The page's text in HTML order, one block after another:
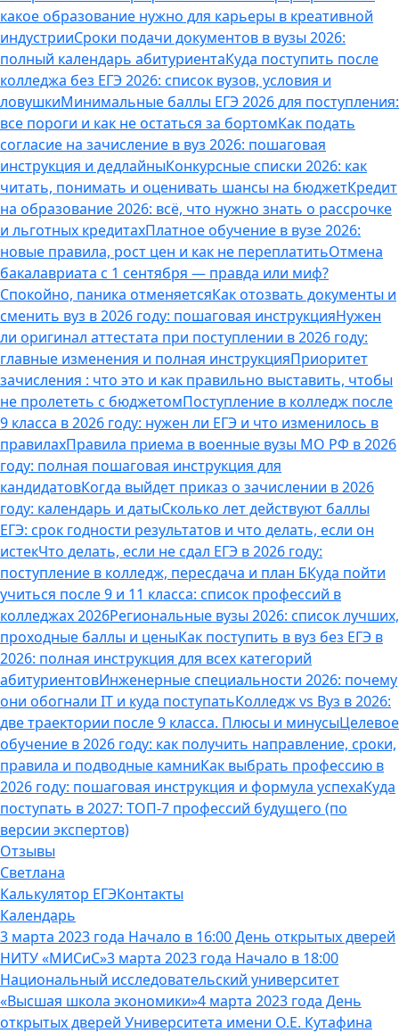
какое образование нужно для карьеры в креативной
индустрииСроки подачи документов в вузы 2026:
полный календарь абитуриентаКуда поступить после
колледжа без ЕГЭ 2026: список вузов, условия и
ловушкиМинимальные баллы ЕГЭ 2026 для поступления:
все пороги и как не остаться за бортомКак подать
согласие на зачисление в вуз 2026: пошаговая
инструкция и дедлайныКонкурсные списки 2026: как
читать, понимать и оценивать шансы на бюджетКредит
на образование 2026: всё, что нужно знать о рассрочке
и льготных кредитахПлатное обучение в вузе 2026:
новые правила, рост цен и как не переплатитьОтмена
бакалавриата с 1 сентября — правда или миф?
Спокойно, паника отменяетсяКак отозвать документы и
сменить вуз в 2026 году: пошаговая инструкцияНужен
ли оригинал аттестата при поступлении в 2026 году:
главные изменения и полная инструкцияПриоритет
зачисления : что это и как правильно выставить, чтобы
не пролететь с бюджетомПоступление в колледж после
9 класса в 2026 году: нужен ли ЕГЭ и что изменилось в
правилахПравила приема в военные вузы МО РФ в 2026
году: полная пошаговая инструкция для
кандидатовКогда выйдет приказ о зачислении в 2026
году: календарь и датыСколько лет действуют баллы
ЕГЭ: срок годности результатов и что делать, если он
истекЧто делать, если не сдал ЕГЭ в 2026 году:
поступление в колледж, пересдача и план БКуда пойти
учиться после 9 и 11 класса: список профессий в
колледжах 2026Региональные вузы 2026: список лучших,
проходные баллы и ценыКак поступить в вуз без ЕГЭ в
2026: полная инструкция для всех категорий
абитуриентовИнженерные специальности 2026: почему
они обогнали IT и куда поступатьКолледж vs Вуз в 2026:
две траектории после 9 класса. Плюсы и минусыЦелевое
обучение в 2026 году: как получить направление, сроки,
правила и подводные камниКак выбрать профессию в
2026 году: пошаговая инструкция и формула успехаКуда
поступать в 2027: ТОП-7 профессий будущего (по
версии экспертов)
Отзывы
Светлана
Калькулятор ЕГЭКонтакты
Календарь
3 марта 2023 года Начало в 16:00 День открытых дверей
НИТУ «МИСиС»3 марта 2023 года Начало в 18:00
Национальный исследовательский университет
«Высшая школа экономики»4 марта 2023 года День
открытых дверей Университета имени О.Е. Кутафина